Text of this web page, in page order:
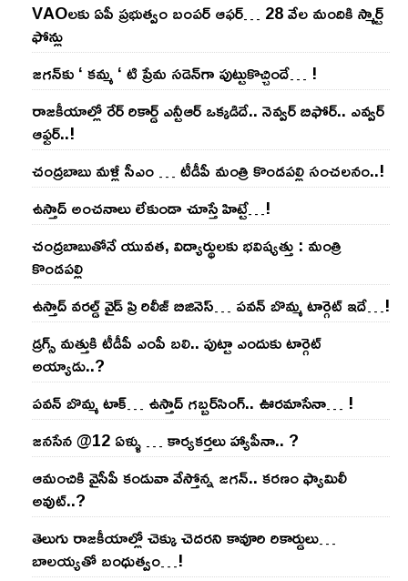
VAOల‌కు ఏపీ ప్ర‌భుత్వం బంప‌ర్ ఆఫ‌ర్‌… 28 వేల మందికి స్మార్ట్
ఫోన్లు
జ‌గ‌న్‌కు ‘ క‌మ్మ ‘ టి ప్రేమ స‌డెన్‌గా పుట్టుకొచ్చిందే… !
రాజ‌కీయాల్లో రేర్ రికార్డ్ ఎన్టీఆర్ ఒక్క‌డిదే.. నెవ్వ‌ర్ బిఫోర్‌.. ఎవ్వ‌ర్
ఆఫ్ట‌ర్‌..!
చంద్ర‌బాబు మ‌ళ్లీ సీఎం … టీడీపీ మంత్రి కొండ‌ప‌ల్లి సంచ‌ల‌నం..!
ఉస్తాద్ అంచ‌నాలు లేకుండా చూస్తే హిట్టే…!
చంద్ర‌బాబుతోనే యువ‌త‌, విద్యార్థుల‌కు భ‌విష్య‌త్తు : మంత్రి
కొండ‌ప‌ల్లి
ఉస్తాద్ వ‌ర‌ల్డ్ వైడ్ ప్రి రిలీజ్ బిజినెస్‌… ప‌వ‌న్ బొమ్మ టార్గెట్ ఇదే…!
డ్రగ్స్ మత్తుకి టీడీపీ ఎంపీ బలి.. పుట్టా ఎందుకు టార్గెట్
అయ్యాడు..?
ప‌వ‌న్ బొమ్మ టాక్‌… ఉస్తాద్ గ‌బ్బ‌ర్‌సింగ్‌.. ఊర‌మాసేనా… !
జనసేన @12 ఏళ్ళు … కార్యకర్తలు హ్యాపీనా.. ?
ఆమంచికి వైసీపీ కండువా వేస్తోన్న జ‌గ‌న్‌.. క‌ర‌ణం ఫ్యామిలీ
అవుట్‌..?
తెలుగు రాజ‌కీయాల్లో చెక్కు చెద‌ర‌ని కావూరి రికార్డులు…
బాల‌య్యతో బంధుత్వం…!